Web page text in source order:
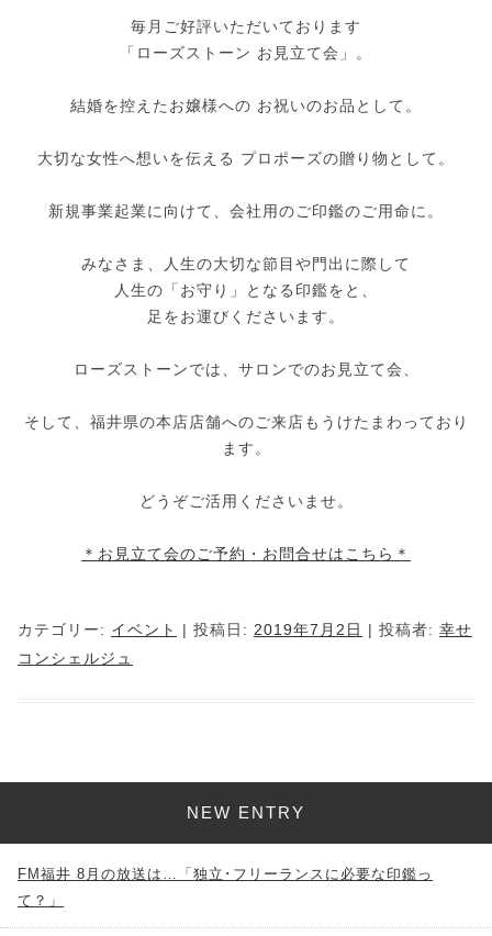
毎月ご好評いただいております
「ローズストーン お見立て会」。
結婚を控えたお嬢様への お祝いのお品として。
大切な女性へ想いを伝える プロポーズの贈り物として。
新規事業起業に向けて、会社用のご印鑑のご用命に。
みなさま、人生の大切な節目や門出に際して
人生の「お守り」となる印鑑をと、
足をお運びくださいます。
ローズストーンでは、サロンでのお見立て会、
そして、福井県の本店店舗へのご来店もうけたまわっており
ます。
どうぞご活用くださいませ。
＊お見立て会のご予約・お問合せはこちら＊
カテゴリー: イベント | 投稿日: 2019年7月2日 | 投稿者: 幸せ
コンシェルジュ
NEW ENTRY
FM福井 8月の放送は…「独立･フリーランスに必要な印鑑っ
て？」